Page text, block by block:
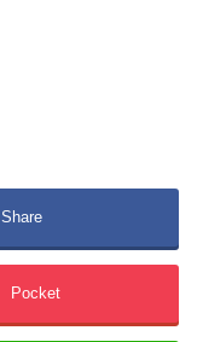
Share
Pocket